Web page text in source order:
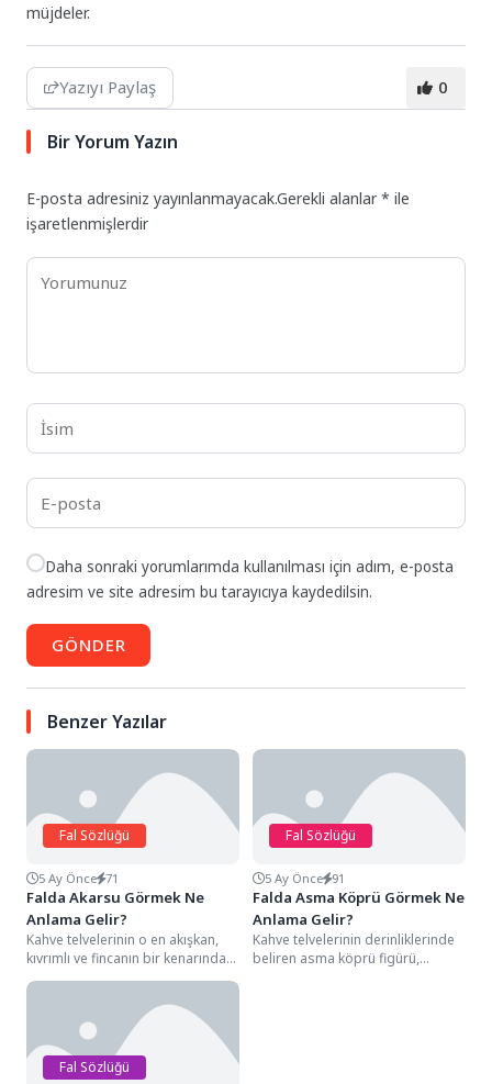
müjdeler.
Yazıyı Paylaş 0
Bir Yorum Yazın
E-posta adresiniz yayınlanmayacak.Gerekli alanlar* ile
işaretlenmişlerdir
Daha sonraki yorumlarımda kullanılması için adım, e-posta
adresim ve site adresim bu tarayıcıya kaydedilsin.
GÖNDER
Benzer Yazılar
Fal Sözlüğü
5 Ay Önce 71
Falda Akarsu Görmek Ne
Anlama Gelir?
Kahve telvelerinin o en akışkan,
kıvrımlı ve fincanın bir kenarından
diğerine süzülen berrak hatları
Fal Sözlüğü
5 Ay Önce 91
Falda Asma Köprü Görmek Ne
Anlama Gelir?
Kahve telvelerinin derinliklerinde
beliren asma köprü figürü,
Fal Sözlüğü